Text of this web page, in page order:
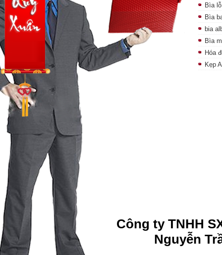
Bìa
Bìa
bia
Bìa
Hóa
Kẹp
Công ty TNHH
Nguyễn